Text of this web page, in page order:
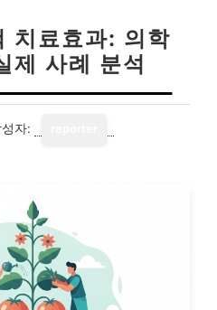
치료효과: 의학
제 사례 분석
자: